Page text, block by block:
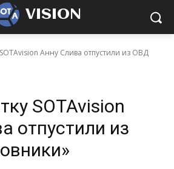
VISION
Анну Слива отпустили из ОВД
SOTAvision
отпустили из